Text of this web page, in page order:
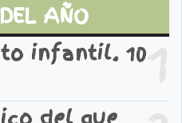
AÑO
1
infantil. 10